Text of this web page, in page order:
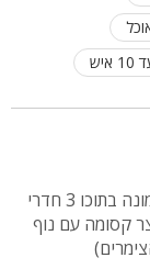
הכירו את וילה סמדר באבן מנחם. מתחם נופש המונה בתוכו 3 חדרי
(סך הכל 5 חדרים) חצר קסומה עם נוף